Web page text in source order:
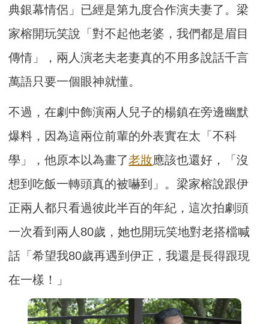
典銀幕情侶」已經是第九度合作演夫妻了。梁
家榕開玩笑說「對不起他老婆，我們都是眉目
傳情」，兩人演老夫老妻真的不用多說話千言
萬語只要一個眼神就懂。
不過，在劇中飾演兩人兒子的楊鎮在旁邊幽默
爆料，因為這兩位前輩的外表實在太「不科
學」，他原本以為畫了老妝應該也還好，「沒
想到吃飯一轉頭真的被嚇到」。梁家榕說跟伊
正兩人都只看過彼此半百的年紀，這次拍劇頭
一次看到兩人80歲，她也開玩笑地對老搭檔喊
話「希望我80歲再遇到伊正，我還是長得跟現
在一樣！」